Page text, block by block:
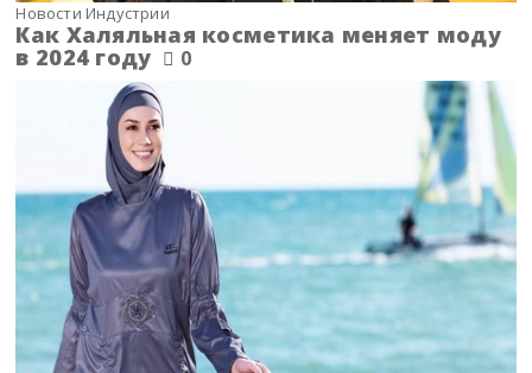
Новости Индустрии
Как Халяльная косметика меняет моду
в 2024 году 0